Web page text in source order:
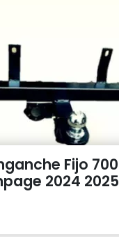
Fijo 700
2024 2025